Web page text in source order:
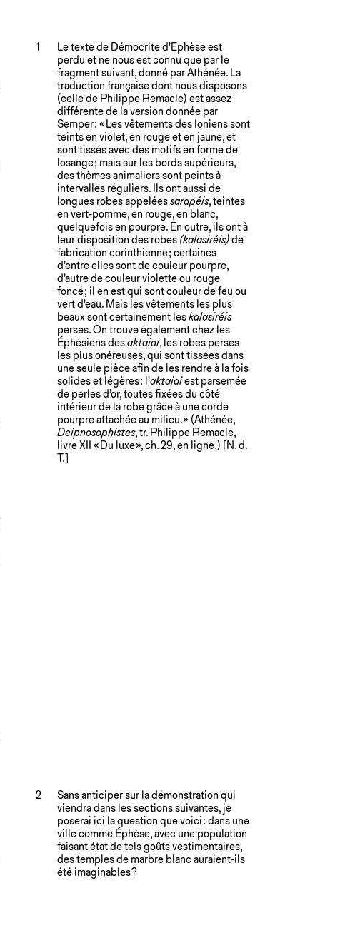
1
Le texte de Démocrite d’Ephèse est
perdu et ne nous est connu que par le
fragment suivant, donné par Athénée. La
traduction française dont nous disposons
(celle de Philippe Remacle) est assez
différente de la version donnée par
Semper : « Les vêtements des Ioniens sont
teints en violet, en rouge et en jaune, et
sont tissés avec des motifs en forme de
losange ; mais sur les bords supérieurs,
des thèmes animaliers sont peints à
intervalles réguliers. Ils ont aussi de
longues robes appeléessarapéis, teintes
en vert-pomme, en rouge, en blanc,
quelquefois en pourpre. En outre, ils ont à
leur disposition des robes (kalasiréis)de
fabrication corinthienne ; certaines
d’entre elles sont de couleur pourpre,
d’autre de couleur violette ou rouge
foncé ; il en est qui sont couleur de feu ou
vert d’eau. Mais les vêtements les plus
beaux sont certainement leskalasiréis
perses. On trouve également chez les
Éphésiens desaktaiai, les robes perses
les plus onéreuses, qui sont tissées dans
une seule pièce afin de les rendre à la fois
solides et légères : l’aktaiaiest parsemée
de perles d’or, toutes fixées du côté
intérieur de la robe grâce à une corde
pourpre attachée au milieu. » (Athénée,
Deipnosophistes, tr. Philippe Remacle,
livre XII « Du luxe », ch. 29,en ligne.) [N. d.
T.]
2
Sans anticiper sur la démonstration qui
viendra dans les sections suivantes, je
poserai ici la question que voici : dans une
ville comme Éphèse, avec une population
faisant état de tels goûts vestimentaires,
des temples de marbre blanc auraient-ils
été imaginables ?